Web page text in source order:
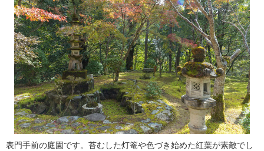
表門手前の庭園です。苔むした灯篭や色づき始めた紅葉が素敵でし